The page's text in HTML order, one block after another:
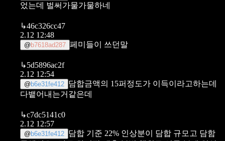
었는데 벌써가물가물하네
↳46c326cc47
2.12 12:48
@ b7618ad287 페미들이 쓰던말
↳5d5896ac2f
2.12 12:54
@ b6e31fe412 담합금액의 15퍼정도가 이득이라고하는데
다뱉어내는거같은데
↳c7dc5141c0
2.12 12:57
@ b6e31fe412 담합 기준 22% 인상분이 담합 규모고 담함